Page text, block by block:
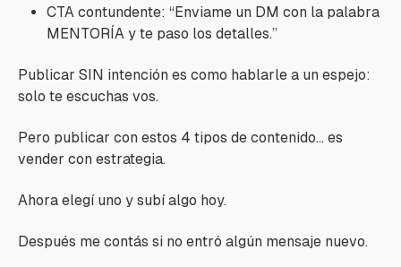
CTA contundente: “Enviame un DM con la palabra
MENTORÍA y te paso los detalles.”
Publicar SIN intención es como hablarle a un espejo:
solo te escuchas vos.
Pero publicar con estos 4 tipos de contenido... es
vender con estrategia.
Ahora elegí uno y subí algo hoy.
Después me contás si no entró algún mensaje nuevo.